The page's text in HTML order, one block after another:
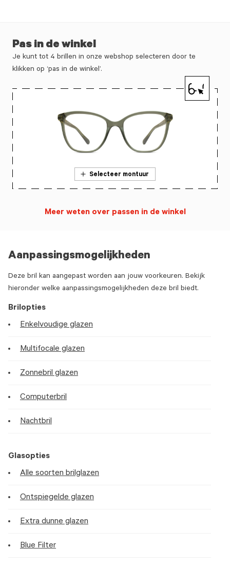
Aanpassingsmogelijkheden
Deze bril kan aangepast worden aan jouw voorkeuren. Bekijk
hieronder welke aanpassingsmogelijkheden deze bril biedt.
Brilopties
Enkelvoudige glazen
Multifocale glazen
Zonnebril glazen
Computerbril
Nachtbril
Glasopties
Alle soorten brilglazen
Ontspiegelde glazen
Extra dunne glazen
Blue Filter
Pas in de winkel
Je kunt tot 4 brillen in onze webshop selecteren door te
klikken op ‘pas in de winkel’.
Selecteer montuur
Meer weten over passen in de winkel